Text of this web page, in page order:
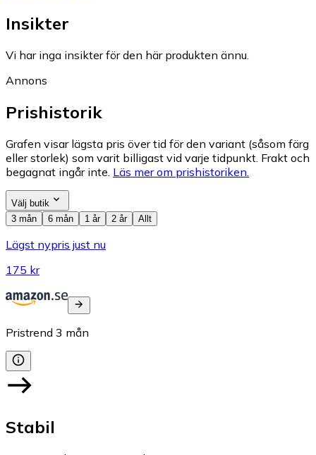
Insikter
Vi har inga insikter för den här produkten ännu.
Annons
Prishistorik
Grafen visar lägsta pris över tid för den variant (såsom färg
eller storlek) som varit billigast vid varje tidpunkt. Frakt och
begagnat ingår inte. Läs mer om prishistoriken.
Välj butik
3 mån
6 mån 1 år 2 år Allt
Lägst nypris just nu
175 kr
Pristrend 3 mån
Stabil